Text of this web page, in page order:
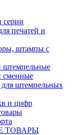
серии
печатей и
штампы с
штемпельные
сменные
штемпельных
и цифр
ТОВАРЫ